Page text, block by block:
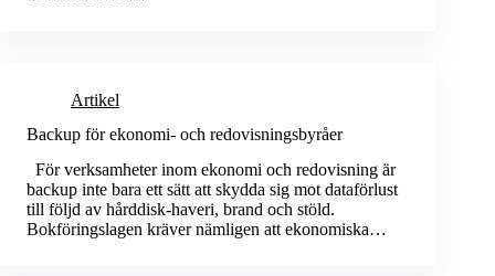
Artikel
Backup för ekonomi- och redovisningsbyråer
För verksamheter inom ekonomi och redovisning är
backup inte bara ett sätt att skydda sig mot dataförlust
till följd av hårddisk-haveri, brand och stöld.
Bokföringslagen kräver nämligen att ekonomiska…